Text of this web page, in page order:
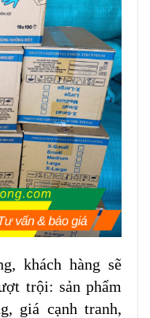
khách hàng sẽ
trội: sản phẩm
giá cạnh tranh,